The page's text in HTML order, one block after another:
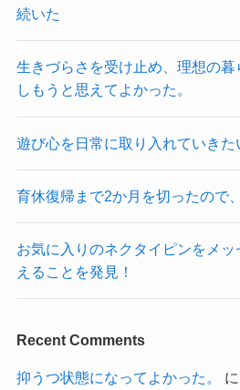
続いた
生きづらさを受け止め、理想の
しもうと思えてよかった。
遊び心を日常に取り入れていきた
育休復帰まで2か月を切ったので
お気に入りのネクタイピンをメ
えることを発見！
Recent Comments
抑うつ状態になってよかった。 に